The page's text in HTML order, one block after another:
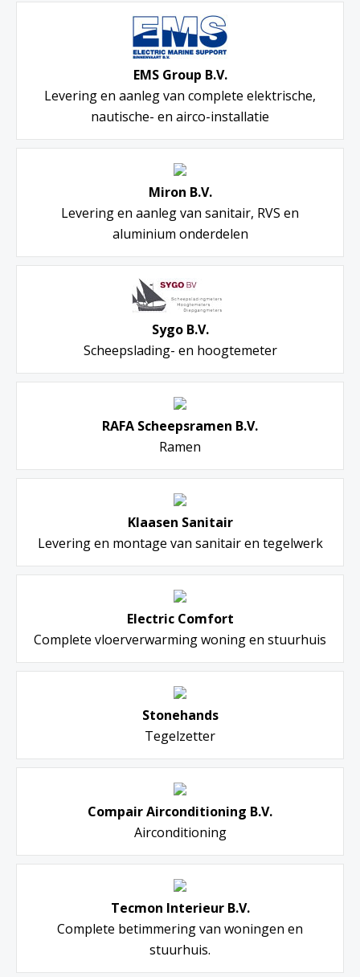
EMS Group B.V.
Levering en aanleg van complete elektrische,
nautische- en airco-installatie
Miron B.V.
Levering en aanleg van sanitair, RVS en
aluminium onderdelen
Sygo B.V.
Scheepslading- en hoogtemeter
RAFA Scheepsramen B.V.
Ramen
Klaasen Sanitair
Levering en montage van sanitair en tegelwerk
Electric Comfort
Complete vloerverwarming woning en stuurhuis
Stonehands
Tegelzetter
Compair Airconditioning B.V.
Airconditioning
Tecmon Interieur B.V.
Complete betimmering van woningen en
stuurhuis.